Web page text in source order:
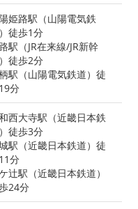
姫路駅（山陽電気鉄
徒歩1分
駅（JR在来線/JR新幹
徒歩2分
駅（山陽電気鉄道）徒
分
西大寺駅（近畿日本鉄
徒歩3分
駅（近畿日本鉄道）徒
分
辻駅（近畿日本鉄道）
24分